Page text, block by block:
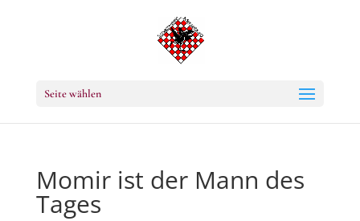
Seite wählen
Momir ist der Mann des
Tages